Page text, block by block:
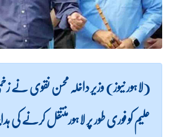
(لاہور نیوز) وزیر داخلہ محسن نقوی
علیم کو فوری طور پر لاہورمنتقل کرنے